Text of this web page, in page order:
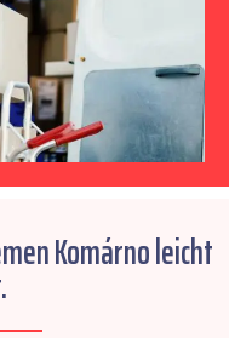
Komárno leicht